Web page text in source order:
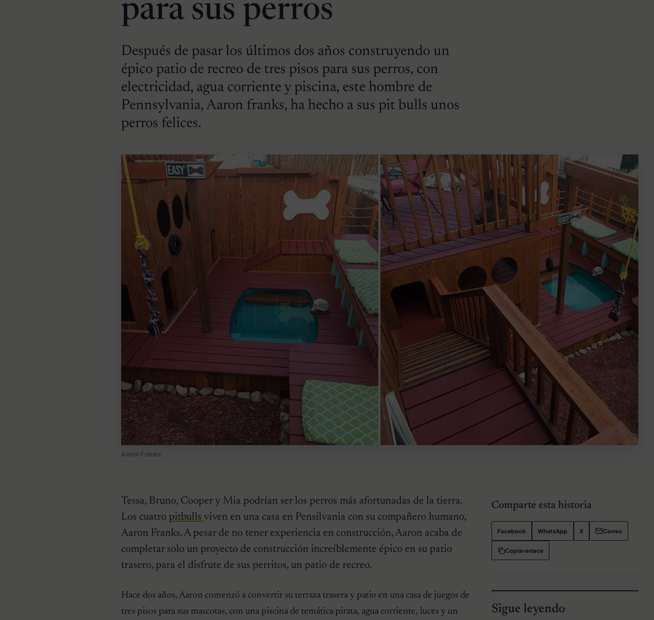
para sus perros
Después de pasar los últimos dos años construyendo un
épico patio de recreo de tres pisos para sus perros, con
electricidad, agua corriente y piscina, este hombre de
Pennsylvania, Aaron franks, ha hecho a sus pit bulls unos
perros felices.
Aaron Franks
Tessa, Bruno, Cooper y Mia podrían ser los perros más afortunadas de la tierra.
Los cuatro pitbullsviven en una casa en Pensilvania con su compañero humano,
Aaron Franks. A pesar de no tener experiencia en construcción, Aaron acaba de
completar solo un proyecto de construcción increíblemente épico en su patio
trasero, para el disfrute de sus perritos, un patio de recreo.
Hace dos años, Aaron comenzó a convertir su terraza trasera y patio en una casa de juegos de
tres pisos para sus mascotas, con una piscina de temática pirata, agua corriente, luces y un
Comparte esta historia
Facebook WhatsApp X Correo
Copiar enlace
Sigue leyendo